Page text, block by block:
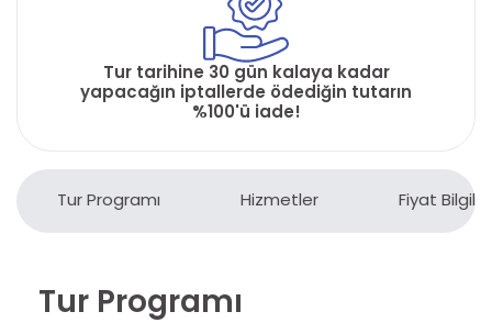
Tur tarihine 30 gün kalaya kadar
yapacağın iptallerde ödediğin tutarın
%100'ü iade!
Tur Programı Hizmetler Fiyat
Tur Programı